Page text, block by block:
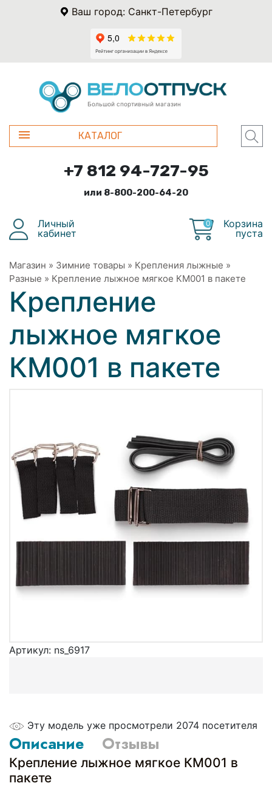
Ваш город: Санкт-Петербург
Большой спортивный магазин
КАТАЛОГ
+7 812 94-727-95
или 8-800-200-64-20
Личный
кабинет
0
Корзина
пуста
Магазин » Зимние товары » Крепления лыжные »
Разные » Крепление лыжное мягкое КМ001 в пакете
Крепление
лыжное мягкое
КМ001 в пакете
Артикул: ns_6917
Эту модель уже просмотрели 2074 посетителя
Описание Отзывы
Крепление лыжное мягкое КМ001 в
пакете